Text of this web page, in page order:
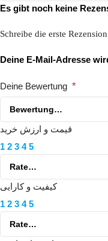
Es gibt noch keine
Deine E-Mail-Adresse
Deine Bewertung *
قیمت و ارزش خرید
1 2 3 4 5
کیفیت و کارایی
1 2 3 4 5